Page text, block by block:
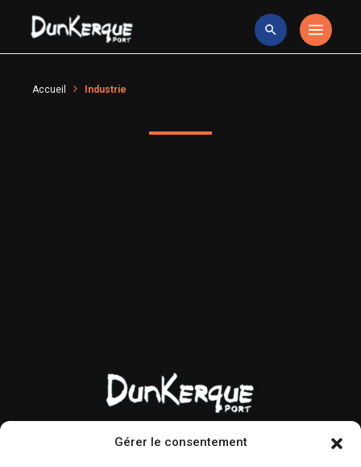
Gérer le consentement
Accueil Industrie